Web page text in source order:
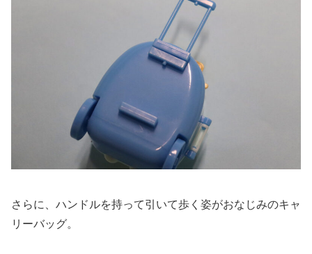
さらに、ハンドルを持って引いて歩く姿がおなじみのキャ
リーバッグ。